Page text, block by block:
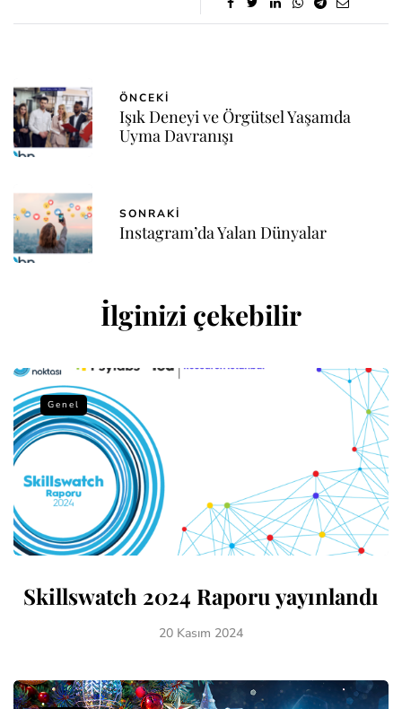
ÖNCEKI
Işık Deneyi ve Örgütsel Yaşamda
Uyma Davranışı
SONRAKI
Instagram’da Yalan Dünyalar
İlginizi çekebilir
Genel
Skillswatch 2024 Raporu yayınlandı
20 Kasım 2024